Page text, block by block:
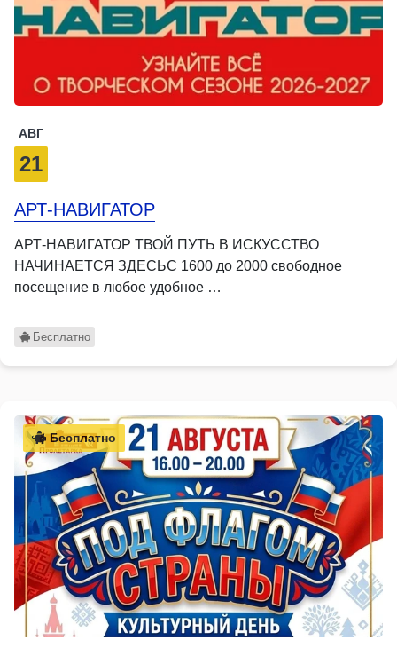
АВГ
21
АРТ-НАВИГАТОР
АРТ-НАВИГАТОР ТВОЙ ПУТЬ В ИСКУССТВО
НАЧИНАЕТСЯ ЗДЕСЬС 1600 до 2000 свободное
посещение в любое удобное …
Бесплатно
Бесплатно